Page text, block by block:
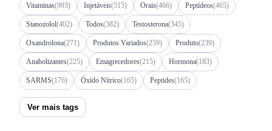
Vitaminas(993) Injetáveis(515) Orais(466) Peptídeos(465)
Stanozolol(402) Todos(382) Testosterona(345)
Oxandrolona(271) Produtos Variados(259) Produto(239)
Anabolizantes(225) Emagrecedores(215) Hormona(183)
SARMS(176) Óxido Nítrico(165) Peptides(165)
Ver mais tags